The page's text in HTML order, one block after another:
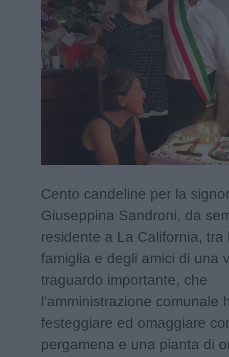
Cento candeline per la
Giuseppina Sandroni, da
residente a La California, tra
famiglia e degli amici di una
traguardo importante, che
l’amministrazione comunale
festeggiare ed omaggiare
pergamena e una pianta di